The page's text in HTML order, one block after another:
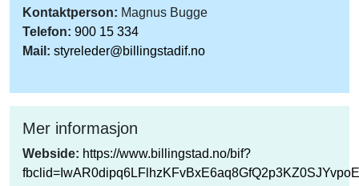
Kontaktperson: Magnus Bugge
Telefon: 900 15 334
Mail: styreleder@billingstadif.no
Mer informasjon
Webside: https://www.billingstad.no/bif?